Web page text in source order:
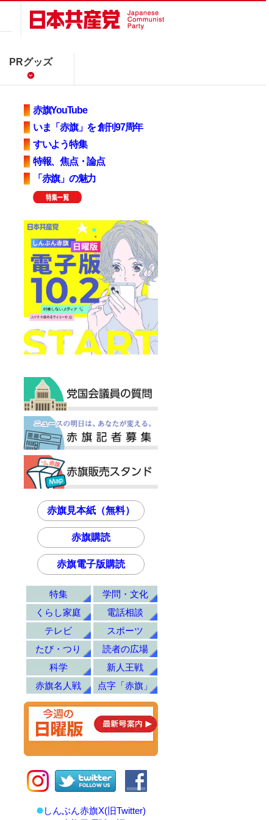
PRグッズ
赤旗YouTube
いま「赤旗」を 創刊97周年
すいよう特集
特報、焦点・論点
「赤旗」の魅力
赤旗見本紙（無料）
赤旗購読
赤旗電子版購読
特集
学問・文化
くらし家庭
電話相談
テレビ
スポーツ
たび・つり
読者の広場
科学
新人王戦
赤旗名人戦
点字「赤旗」
しんぶん赤旗X(旧Twitter)